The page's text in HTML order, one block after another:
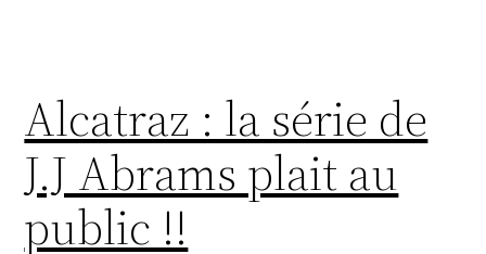
Alcatraz : la série de
J.J Abrams plait au
public !!